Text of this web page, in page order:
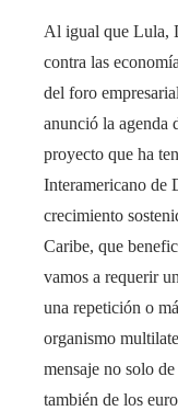
Al igual que Lula,
contra las
del foro
anunció la agenda
proyecto que ha
Interamericano de
crecimiento
Caribe, que
vamos a requerir
una repetición o
organismo
mensaje no solo
también de los